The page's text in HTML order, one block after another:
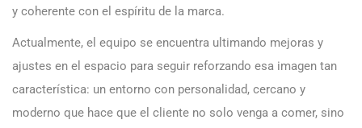
y coherente con el espíritu de la marca.
Actualmente, el equipo se encuentra ultimando mejoras y
ajustes en el espacio para seguir reforzando esa imagen tan
característica: un entorno con personalidad, cercano y
moderno que hace que el cliente no solo venga a comer, sino